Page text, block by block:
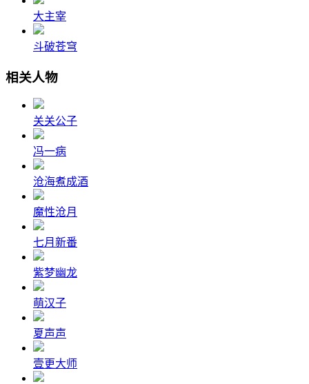
大主宰
斗破苍穹
相关人物
关关公子
冯一病
沧海煮成酒
魔性沧月
七月新番
紫梦幽龙
萌汉子
夏声声
壹更大师